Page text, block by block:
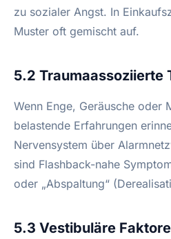
zu sozialer Angst. In
Muster oft gemischt auf.
5.2 Traumaassoziierte
Wenn Enge, Geräusche oder
belastende Erfahrungen
Nervensystem über
sind Flashback-nahe
oder „Abspaltung“
5.3 Vestibuläre